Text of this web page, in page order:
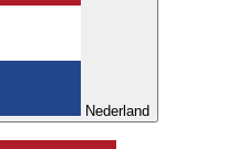
Nederland